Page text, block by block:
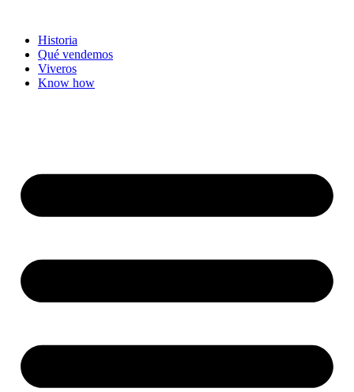
contenidoHistoria
Qué vendemos
Viveros
Know how